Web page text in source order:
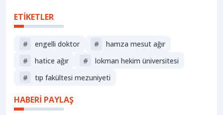
ETİKETLER
# engelli doktor #
hamza mesut ağır
#
hatice ağır #
lokman hekim üniversitesi
#
tıp fakültesi mezuniyeti
HABERİ PAYLAŞ